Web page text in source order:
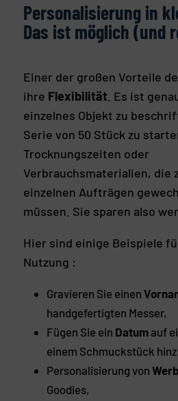
Personalisierung in
Das ist möglich (und
Einer der großen Vorteile
ihre Flexibilität . Es ist
einzelnes Objekt zu
Serie von 50 Stück zu
Trocknungszeiten oder
Verbrauchsmaterialien, die
einzelnen Aufträgen
müssen. Sie sparen also
Hier sind einige Beispiele
Nutzung :
Gravieren Sie einen
handgefertigten Messer,
Fügen Sie ein Datum auf
einem Schmuckstück
Personalisierung von
Goodies,